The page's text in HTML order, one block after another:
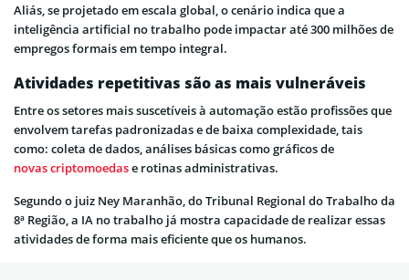
Aliás, se projetado em escala global, o cenário indica que a
inteligência artificial no trabalho pode impactar até 300 milhões de
empregos formais em tempo integral.
Atividades repetitivas são as mais vulneráveis
Entre os setores mais suscetíveis à automação estão profissões que
envolvem tarefas padronizadas e de baixa complexidade, tais
como: coleta de dados, análises básicas como gráficos de
novas criptomoedase rotinas administrativas.
Segundo o juiz Ney Maranhão, do Tribunal Regional do Trabalho da
8ª Região, a IA no trabalho já mostra capacidade de realizar essas
atividades de forma mais eficiente que os humanos.